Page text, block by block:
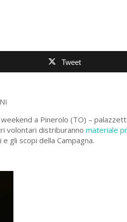
Tweet
a Pinerolo (TO) –
volontari distriburanno materiale
gli scopi della Campagna.